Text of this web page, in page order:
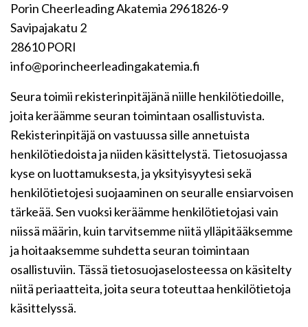
Porin Cheerleading Akatemia 2961826-9
Savipajakatu 2
28610 PORI
info@porincheerleadingakatemia.fi
Seura toimii rekisterinpitäjänä niille henkilötiedoille,
joita keräämme seuran toimintaan osallistuvista.
Rekisterinpitäjä on vastuussa sille annetuista
henkilötiedoista ja niiden käsittelystä. Tietosuojassa
kyse on luottamuksesta, ja yksityisyytesi sekä
henkilötietojesi suojaaminen on seuralle ensiarvoisen
tärkeää. Sen vuoksi keräämme henkilötietojasi vain
niissä määrin, kuin tarvitsemme niitä ylläpitääksemme
ja hoitaaksemme suhdetta seuran toimintaan
osallistuviin. Tässä tietosuojaselosteessa on käsitelty
niitä periaatteita, joita seura toteuttaa henkilötietoja
käsittelyssä.